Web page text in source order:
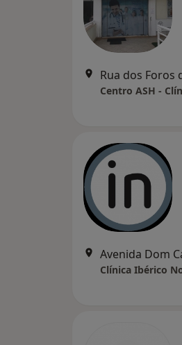
Rua dos Foros
Centro ASH -
Avenida Dom
Clínica Ibérico